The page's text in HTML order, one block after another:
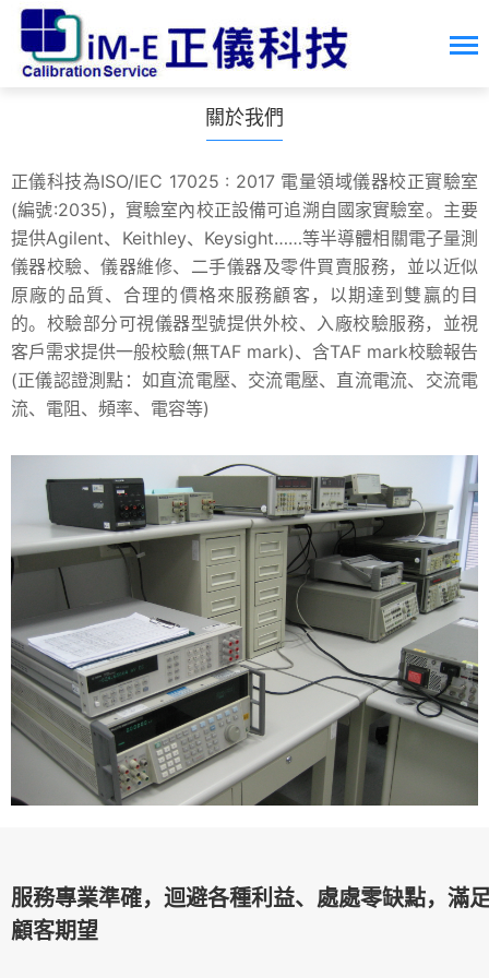
關於我們
正儀科技為ISO/IEC 17025 : 2017 電量領域儀器校正實驗室
(編號:2035)，實驗室內校正設備可追溯自國家實驗室。主要
提供Agilent、Keithley、Keysight……等半導體相關電子量測
儀器校驗、儀器維修、二手儀器及零件買賣服務，並以近似
原廠的品質、合理的價格來服務顧客，以期達到雙贏的目
的。校驗部分可視儀器型號提供外校、入廠校驗服務，並視
客戶需求提供一般校驗(無TAF mark)、含TAF mark校驗報告
(正儀認證測點：如直流電壓、交流電壓、直流電流、交流電
流、電阻、頻率、電容等)
服務專業準確，迴避各種利益、處處零缺點，滿
顧客期望